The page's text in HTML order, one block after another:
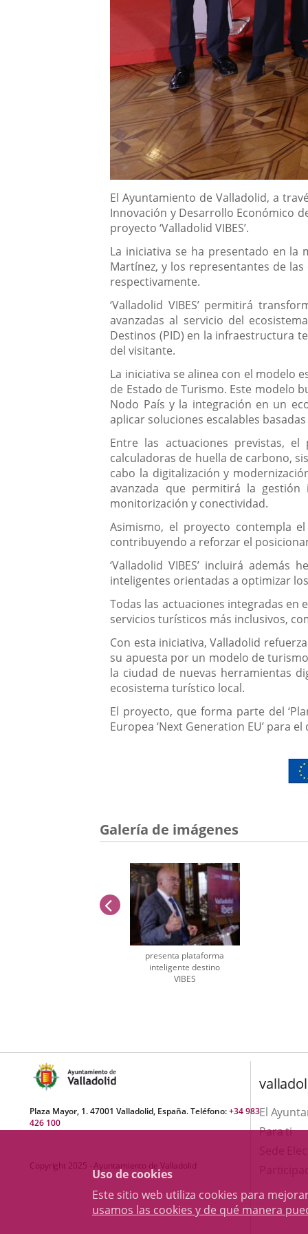
Uso de cookies
Este sitio web utiliza cookies para
usamos las cookies y de qué manera
Descripción
El Ayuntamiento de Valladolid, a
Innovación y Desarrollo Económico
proyecto ‘Valladolid VIBES’.
La iniciativa se ha presentado en la
Martínez, y los representantes de
respectivamente.
‘Valladolid VIBES’ permitirá
avanzadas al servicio del
Destinos (PID) en la infraestructura
del visitante.
La iniciativa se alinea con el modelo
de Estado de Turismo. Este modelo
Nodo País y la integración en un
aplicar soluciones escalables
Entre las actuaciones previstas,
calculadoras de huella de carbono,
cabo la digitalización y
avanzada que permitirá la
monitorización y conectividad.
Asimismo, el proyecto contempla
contribuyendo a reforzar el
‘Valladolid VIBES’ incluirá
inteligentes orientadas a optimizar
Todas las actuaciones integradas
servicios turísticos más inclusivos,
Con esta iniciativa, Valladolid
su apuesta por un modelo de
la ciudad de nuevas herramientas
ecosistema turístico local.
El proyecto, que forma parte del
Europea ‘Next Generation EU’ para
Galería de imágenes
presenta plataforma
inteligente destino
VIBES
anterior
Plaza Mayor, 1. 47001 Valladolid, España. Teléfono:+34 983
426 100
Copyright 2025 - Ayuntamiento de Valladolid
El
Para ti